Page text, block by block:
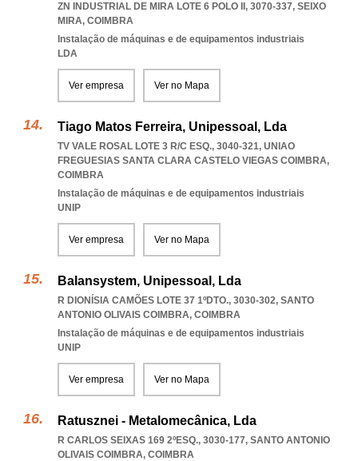
ZN INDUSTRIAL DE MIRA LOTE 6 POLO II, 3070-337, SEIXO
MIRA, COIMBRA
Instalação de máquinas e de equipamentos industriais
LDA
Ver empresa Ver no Mapa
Tiago Matos Ferreira, Unipessoal, Lda
TV VALE ROSAL LOTE 3 R/C ESQ., 3040-321, UNIAO
FREGUESIAS SANTA CLARA CASTELO VIEGAS COIMBRA,
COIMBRA
Instalação de máquinas e de equipamentos industriais
UNIP
Ver empresa Ver no Mapa
Balansystem, Unipessoal, Lda
R DIONÍSIA CAMÕES LOTE 37 1ºDTO., 3030-302, SANTO
ANTONIO OLIVAIS COIMBRA, COIMBRA
Instalação de máquinas e de equipamentos industriais
UNIP
Ver empresa Ver no Mapa
Ratusznei - Metalomecânica, Lda
R CARLOS SEIXAS 169 2ºESQ., 3030-177, SANTO ANTONIO
OLIVAIS COIMBRA, COIMBRA